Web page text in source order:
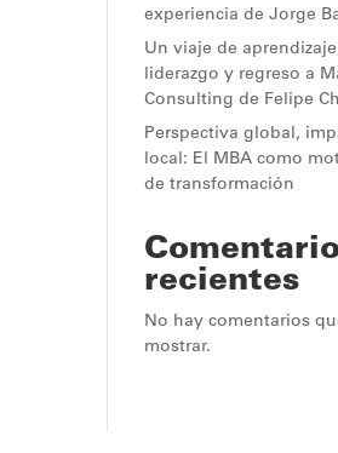
experiencia de Jorge
Un viaje de
liderazgo y regreso a
Consulting de Felipe
Perspectiva global,
local: El MBA como
de transformación
recientes
No hay comentarios
mostrar.